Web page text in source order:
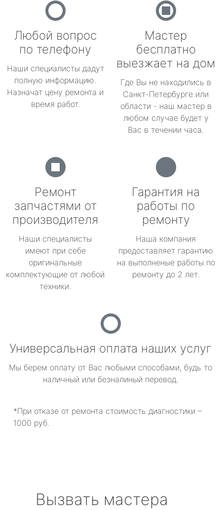
Любой вопрос
по телефону
Наши специалисты дадут
полную информацию.
Назначат цену ремонта и
время работ.
Мастер
бесплатно
выезжает на дом
Где Вы не находились в
Санкт-Петербурге или
области - наш мастер в
любом случае будет у
Вас в течении часа.
Ремонт
запчастями от
производителя
Наши специалисты
имеют при себе
оригинальные
комплектующие от любой
техники.
Гарантия на
работы по
ремонту
Наша компания
предоставляет гарантию
на выполненые работы по
ремонту до 2 лет.
Универсальная оплата наших услуг
Мы берем оплату от Вас любыми способами, будь то
наличный или безналиный перевод.
*При отказе от ремонта стоимость диагностики –
1000 руб.
Вызвать мастера